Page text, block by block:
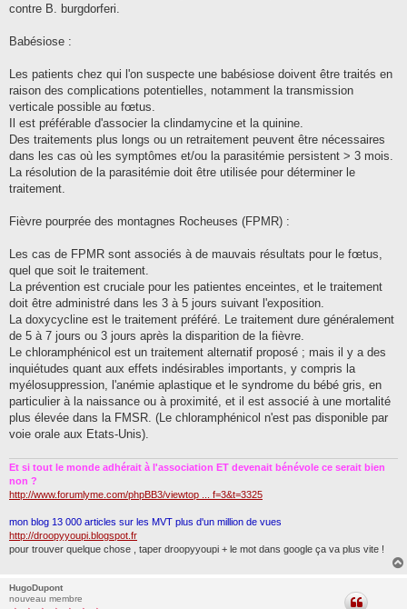
contre B. burgdorferi.
Babésiose :
Les patients chez qui l'on suspecte une babésiose doivent être traités en
raison des complications potentielles, notamment la transmission
verticale possible au fœtus.
Il est préférable d'associer la clindamycine et la quinine.
Des traitements plus longs ou un retraitement peuvent être nécessaires
dans les cas où les symptômes et/ou la parasitémie persistent > 3 mois.
La résolution de la parasitémie doit être utilisée pour déterminer le
traitement.
Fièvre pourprée des montagnes Rocheuses (FPMR) :
Les cas de FPMR sont associés à de mauvais résultats pour le fœtus,
quel que soit le traitement.
La prévention est cruciale pour les patientes enceintes, et le traitement
doit être administré dans les 3 à 5 jours suivant l'exposition.
La doxycycline est le traitement préféré. Le traitement dure généralement
de 5 à 7 jours ou 3 jours après la disparition de la fièvre.
Le chloramphénicol est un traitement alternatif proposé ; mais il y a des
inquiétudes quant aux effets indésirables importants, y compris la
myélosuppression, l'anémie aplastique et le syndrome du bébé gris, en
particulier à la naissance ou à proximité, et il est associé à une mortalité
plus élevée dans la FMSR. (Le chloramphénicol n'est pas disponible par
voie orale aux Etats-Unis).
Et si tout le monde adhérait à l'association ET devenait bénévole ce serait bien
non ?
http://www.forumlyme.com/phpBB3/viewtop ... f=3&t=3325
mon blog 13 000 articles sur les MVT plus d'un million de vues
http://droopyyoupi.blogspot.fr
pour trouver quelque chose , taper droopyyoupi + le mot dans google ça va plus vite !
HugoDupont
nouveau membre